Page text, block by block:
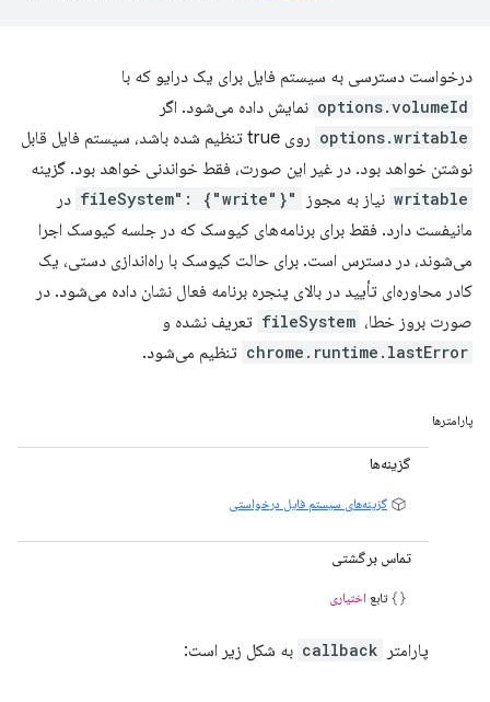
درخواست دسترسی به سیستم فایل برای یک درایو که با
options.volumeId نمایش داده می‌شود. اگر
options.writable
روی true تنظیم شده باشد، سیستم فایل قابل
نوشتن خواهد بود. در غیر این صورت، فقط خواندنی خواهد بود. گزینه
writable نیاز به مجوز "fileSystem": {"write"}
در
مانیفست دارد. فقط برای برنامه‌های کیوسک که در جلسه کیوسک اجرا
می‌شوند، در دسترس است. برای حالت کیوسک با راه‌اندازی دستی، یک
کادر محاوره‌ای تأیید در بالای پنجره برنامه فعال نشان داده می‌شود. در
صورت بروز خطا، fileSystem تعریف نشده و
chrome.runtime.lastError تنظیم می‌شود.
پارامترها
گزینه‌ها
گزینه‌های سیستم فایل درخواستی
تماس برگشتی
تابع اختیاری
پارامتر callback به شکل زیر است: